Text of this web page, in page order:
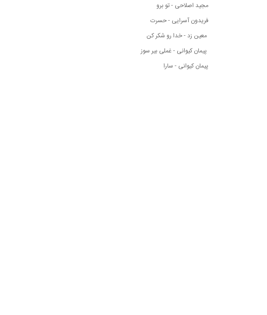
مجید اصلاحی - تو برو
فریدون آسرایی - حسرت
معین زد - خدا رو شکر کن
پیمان کیوانی - غملی بیر سوز
پیمان کیوانی - سارا